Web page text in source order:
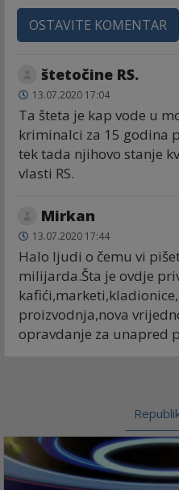
OSTAVITE KOMENTAR
štetočine RS.
13.07.2020 17:04
Ta šteta je kap vode u
kriminalci za 15 godina
tek tada njihovo stanje
vlasti RS.
Mirkan
13.07.2020 17:44
Halo ljudi o čemu vi
milijarda.Šta je ovdje
proizvodnja,nova
opravdanje za unapred